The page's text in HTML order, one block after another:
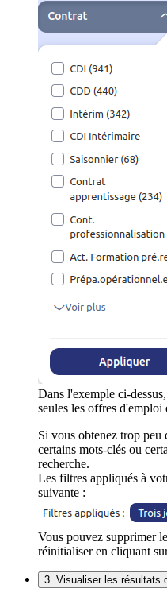
Dans l'exemple ci-
seules les offres
Si vous obtenez trop peu
certains mots-clés ou
recherche.
Les filtres appliqués à
suivante :
Vous pouvez supprimer
réinitialiser en cliquant
3. Visualiser les résultats